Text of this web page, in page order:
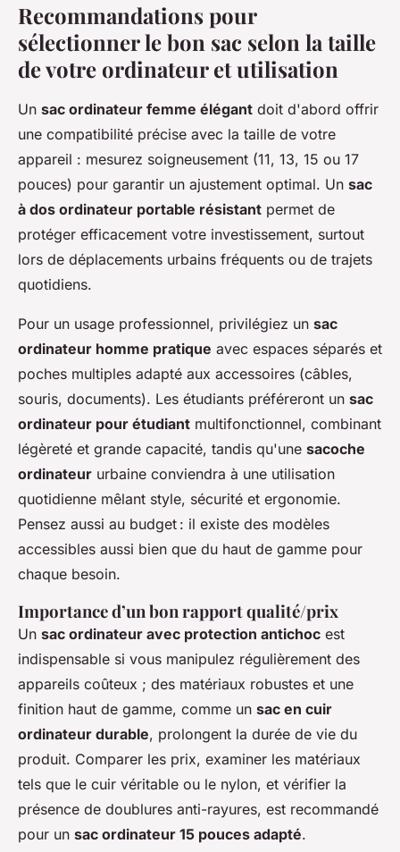
Recommandations pour
sélectionner le bon sac selon la taille
de votre ordinateur et utilisation
Un sac ordinateur femme élégant doit d'abord offrir
une compatibilité précise avec la taille de votre
appareil : mesurez soigneusement (11, 13, 15 ou 17
pouces) pour garantir un ajustement optimal. Un sac
à dos ordinateur portable résistant permet de
protéger efficacement votre investissement, surtout
lors de déplacements urbains fréquents ou de trajets
quotidiens.
Pour un usage professionnel, privilégiez un sac
ordinateur homme pratique avec espaces séparés et
poches multiples adapté aux accessoires (câbles,
souris, documents). Les étudiants préféreront un sac
ordinateur pour étudiant multifonctionnel, combinant
légèreté et grande capacité, tandis qu'une sacoche
ordinateur urbaine conviendra à une utilisation
quotidienne mêlant style, sécurité et ergonomie.
Pensez aussi au budget : il existe des modèles
accessibles aussi bien que du haut de gamme pour
chaque besoin.
Importance d’un bon rapport qualité/prix
Un sac ordinateur avec protection antichoc est
indispensable si vous manipulez régulièrement des
appareils coûteux ; des matériaux robustes et une
finition haut de gamme, comme un sac en cuir
ordinateur durable, prolongent la durée de vie du
produit. Comparer les prix, examiner les matériaux
tels que le cuir véritable ou le nylon, et vérifier la
présence de doublures anti-rayures, est recommandé
pour un sac ordinateur 15 pouces adapté.